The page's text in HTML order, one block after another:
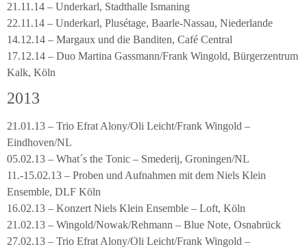
21.11.14 – Underkarl, Stadthalle Ismaning
22.11.14 – Underkarl, Plusétage, Baarle-Nassau, Niederlande
14.12.14 – Margaux und die Banditen, Café Central
17.12.14 – Duo Martina Gassmann/Frank Wingold, Bürgerzentrum
Kalk, Köln
2013
21.01.13 – Trio Efrat Alony/Oli Leicht/Frank Wingold –
Eindhoven/NL
05.02.13 – What´s the Tonic – Smederij, Groningen/NL
11.-15.02.13 – Proben und Aufnahmen mit dem Niels Klein
Ensemble, DLF Köln
16.02.13 – Konzert Niels Klein Ensemble – Loft, Köln
21.02.13 – Wingold/Nowak/Rehmann – Blue Note, Osnabrück
27.02.13 – Trio Efrat Alony/Oli Leicht/Frank Wingold –